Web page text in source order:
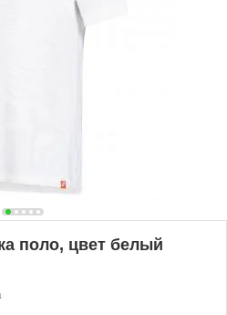
поло, цвет белый